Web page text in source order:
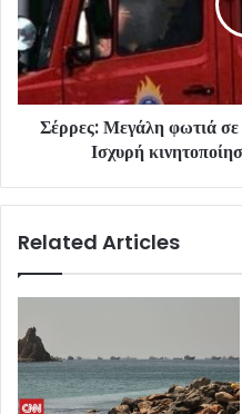
Σέρρες: Μεγάλη φωτιά
Ισχυρή
Related Articles